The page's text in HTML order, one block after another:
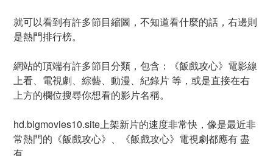
就可以看到有許多節目縮圖，不知道看什麼的話，右邊則
是熱門排行榜。
網站的頂端有許多節目分類，包含：《飯戲攻心》電影線
上看、電視劇、綜藝、動漫、紀錄片 等，或是直接在右
上方的欄位搜尋你想看的影片名稱。
hd.bigmovies10.site上架新片的速度非常快，像是最近非
常熱門的《飯戲攻心》、《飯戲攻心》電視劇都應有 盡
有。